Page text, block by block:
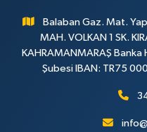
Balaban Gaz. Mat.
MAH. VOLKAN 1 SK.
KAHRAMANMARAŞ Banka
Şubesi IBAN: TR75